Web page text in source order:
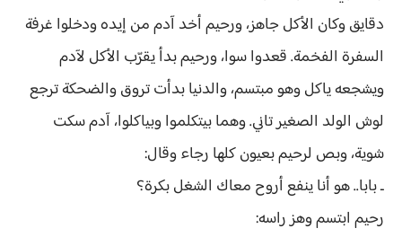
دقايق وكان الأكل جاهز، ورحيم أخد آدم من إيده ودخلوا غرفة
السفرة الفخمة. قعدوا سوا، ورحيم بدأ يقرّب الأكل لآدم
ويشجعه ياكل وهو مبتسم، والدنيا بدأت تروق والضحكة ترجع
لوش الولد الصغير تاني. وهما بيتكلموا وبياكلوا، آدم سكت
شوية، وبص لرحيم بعيون كلها رجاء وقال:
ـ بابا.. هو أنا ينفع أروح معاك الشغل بكرة؟
رحيم ابتسم وهز راسه: